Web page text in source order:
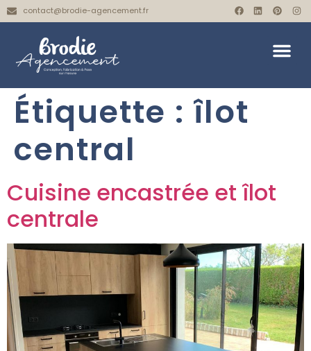
contact@brodie-agencement.fr
Étiquette : îlot
central
Cuisine encastrée et îlot
centrale